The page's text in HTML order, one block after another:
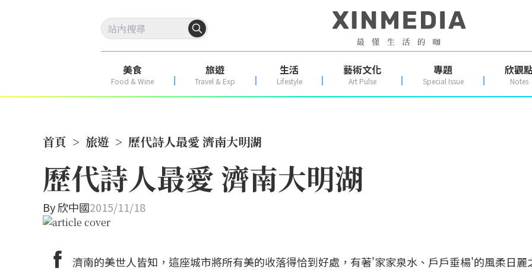
美食
Food & Wine
旅遊
Travel & Exp
生活
Lifestyle
藝術文化
Art Pulse
專題
Special Issue
欣觀點
Notes
首頁 > 旅遊 > 歷代詩人最愛 濟南大明湖
歷代詩人最愛 濟南大明湖
By欣中國2015/11/18
濟南的美世人皆知，這座城市將所有美的收落得恰到好處，有著'家家泉水、戶戶垂楊'的風柔日麗